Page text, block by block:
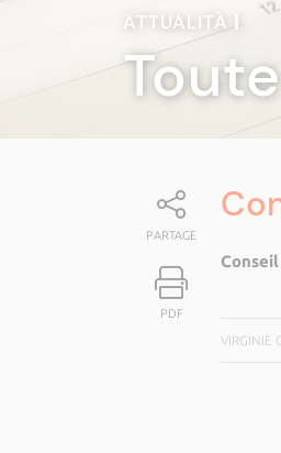
ATTUALITÀ|
PARTAGE
PDF
VIRGINIE